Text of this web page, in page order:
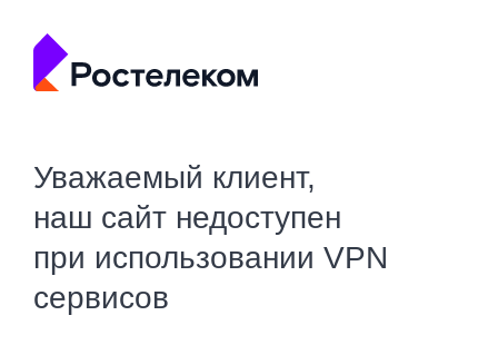
Уважаемый клиент,
наш сайт недоступен
при использовании VPN
сервисов